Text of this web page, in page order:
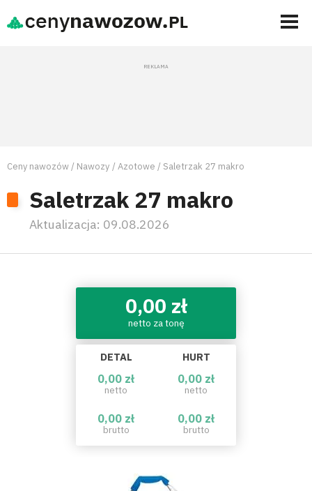
Ceny nawozów Nawozy Azotowe Saletrzak 27 makro
Saletrzak 27 makro
Aktualizacja: 09.08.2026
0,00 zł
netto za tonę
DETAL HURT
0,00 zł
netto
0,00 zł
netto
0,00 zł
brutto
0,00 zł
brutto